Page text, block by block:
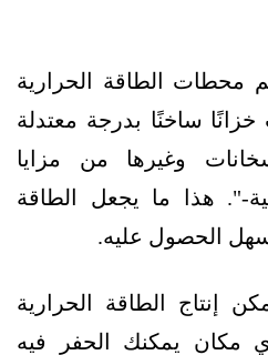
الطاقة الحرارية
خزانًا ساخنًا بدرجة معتدلة
وغيرها من مزايا
". هذا ما يجعل الطاقة
يسهل الحصول عليه.
إنتاج الطاقة الحرارية
مكان يمكنك الحفر فيه